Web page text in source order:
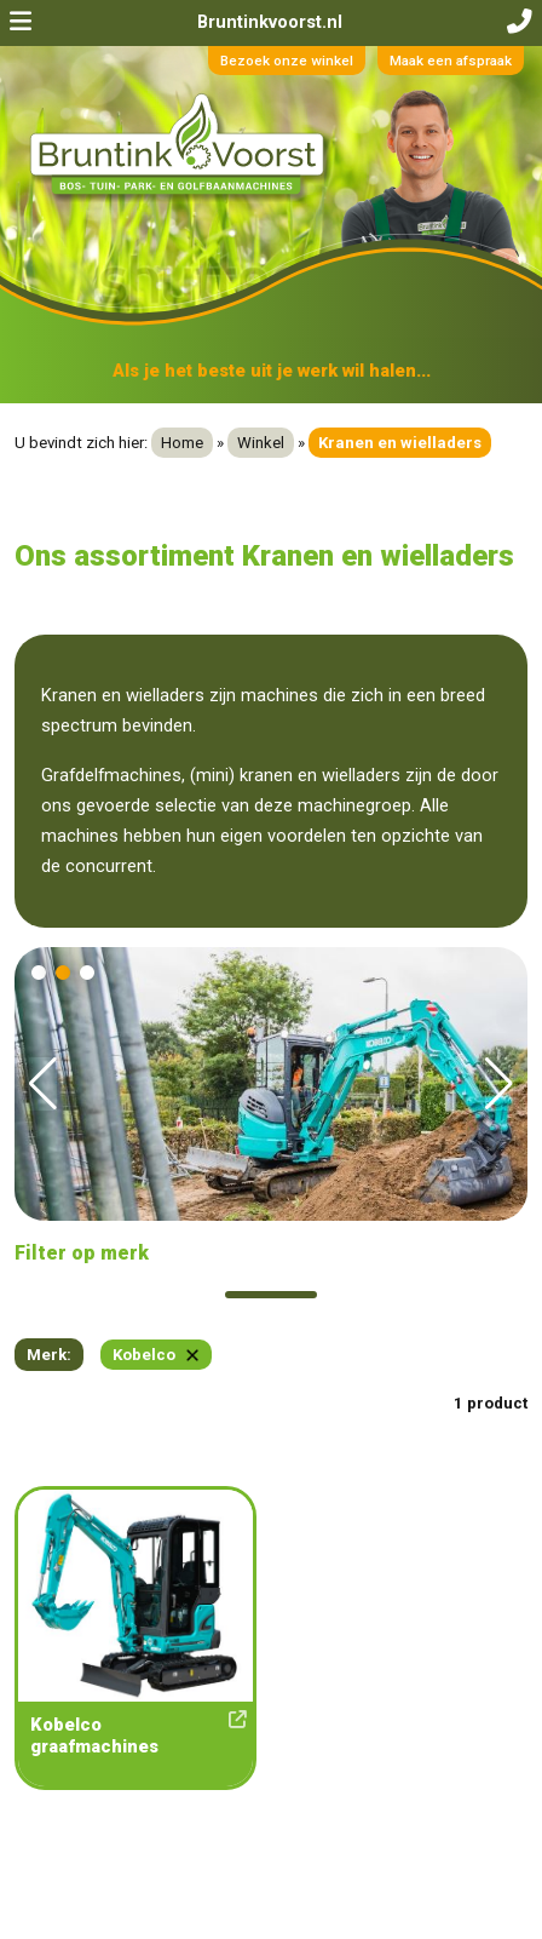
Bruntinkvoorst.nl
Bezoek onze winkel Maak een afspraak
Als je het beste uit je werk wil halen...
U bevindt zich hier: Home » Winkel » Kranen en wielladers
Ons assortiment Kranen en wielladers
Kranen en wielladers zijn machines die zich in een breed
spectrum bevinden.
Grafdelfmachines, (mini) kranen en wielladers zijn de door
ons gevoerde selectie van deze machinegroep. Alle
machines hebben hun eigen voordelen ten opzichte van
de concurrent.
Filter op merk
Merk: Kobelco
1 product
Kobelco
graafmachines